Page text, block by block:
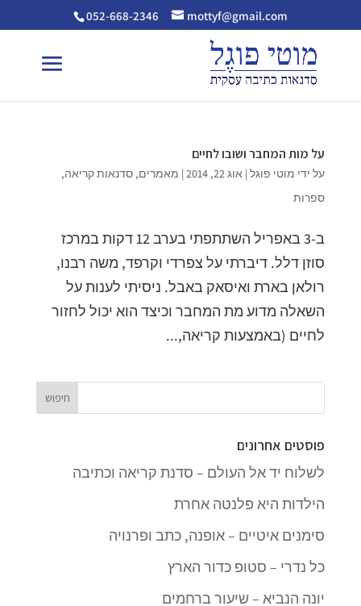
052-668-2346 mottyf@gmail.com
על מות המחבר ושובו לחיים
על ידי מוטי פוגל| אוג 22, 2014 | מאמרים, סדנאות קריאה,
ספרות
ב-3 באפריל השתתפתי בערב 12 דקות במרכז
סוזן דלל. דיברתי על צפרדי וקרפד, משה רבנו,
רולאן בארת ואיסאק באבל. ניסיתי לענות על
השאלה מדוע מת המחבר וכיצד הוא יכול לחזור
לחיים (באמצעות קריאה,...
פוסטים אחרונים
לשלוח יד אל העולם – סדנת קריאה וכתיבה
הילדות היא פלנטה אחרת
סימנים איטיים – אופנה, כתב ופרנויה
כל נדרי – סטופ כדור הארץ
יונה הנביא – שיעור ברחמים